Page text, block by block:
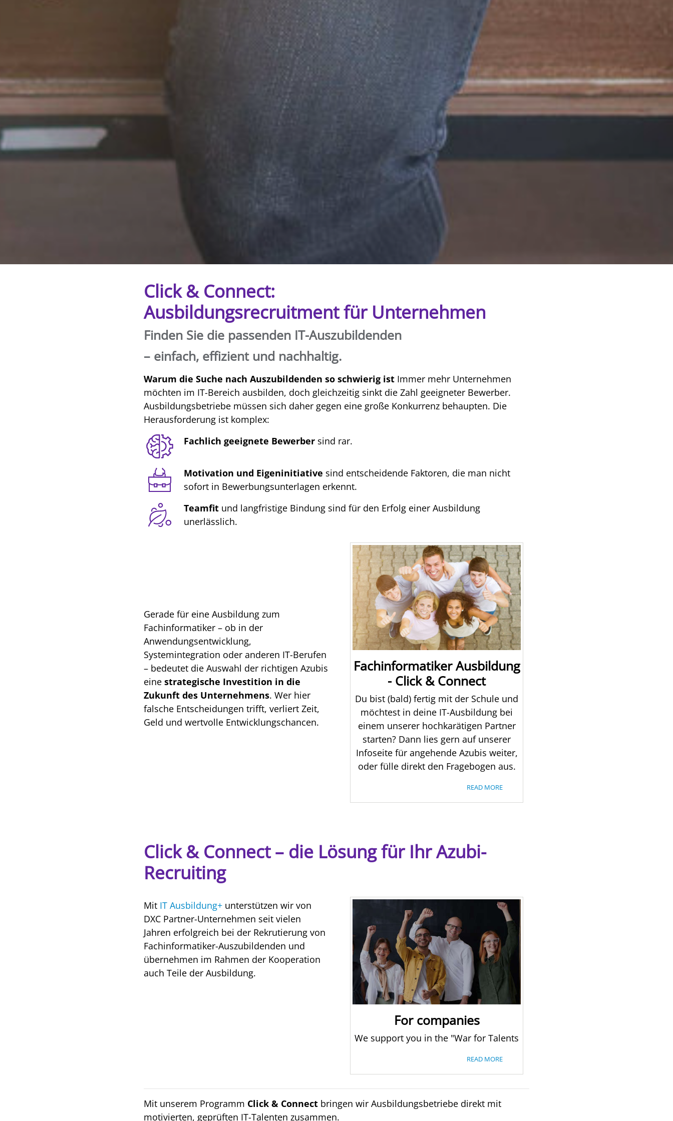
Click & Connect:
Ausbildungsrecruitment für Unternehmen
Finden Sie die passenden IT-Auszubildenden
– einfach, effizient und nachhaltig.
Warum die Suche nach Auszubildenden so schwierig ist Immer mehr Unternehmen
möchten im IT-Bereich ausbilden, doch gleichzeitig sinkt die Zahl geeigneter Bewerber.
Ausbildungsbetriebe müssen sich daher gegen eine große Konkurrenz behaupten. Die
Herausforderung ist komplex:
Fachlich geeignete Bewerber sind rar.
Motivation und Eigeninitiative sind entscheidende Faktoren, die man nicht
sofort in Bewerbungsunterlagen erkennt.
Teamfit und langfristige Bindung sind für den Erfolg einer Ausbildung
unerlässlich.
Gerade für eine Ausbildung zum
Fachinformatiker – ob in der
Anwendungsentwicklung,
Systemintegration oder anderen IT-Berufen
– bedeutet die Auswahl der richtigen Azubis
eine strategische Investition in die
Zukunft des Unternehmens. Wer hier
falsche Entscheidungen trifft, verliert Zeit,
Geld und wertvolle Entwicklungschancen.
Fachinformatiker Ausbildung
- Click & Connect
Du bist (bald) fertig mit der Schule und
möchtest in deine IT-Ausbildung bei
einem unserer hochkarätigen Partner
starten? Dann lies gern auf unserer
Infoseite für angehende Azubis weiter,
oder fülle direkt den Fragebogen aus.
READ MORE
Click & Connect – die Lösung für Ihr Azubi-
Recruiting
Mit IT Ausbildung+ unterstützen wir von
DXC Partner-Unternehmen seit vielen
Jahren erfolgreich bei der Rekrutierung von
Fachinformatiker-Auszubildenden und
übernehmen im Rahmen der Kooperation
auch Teile der Ausbildung.
For companies
We support you in the "War for Talents
READ MORE
Mit unserem Programm Click & Connect bringen wir Ausbildungsbetriebe direkt mit
motivierten, geprüften IT-Talenten zusammen.